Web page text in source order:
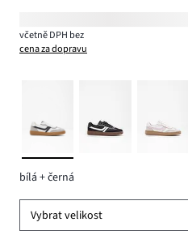
včetně DPH bez
cena za dopravu
bílá + černá
Vybrat velikost